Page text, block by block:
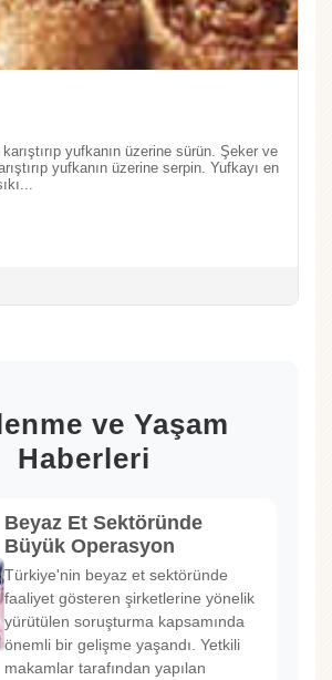
yufkanın üzerine sürün. Şeker ve
yufkanın üzerine serpin. Yufkayı en
ve Yaşam
Haberleri
Beyaz Et Sektöründe
Büyük Operasyon
Türkiye'nin beyaz et sektöründe
faaliyet gösteren şirketlerine yönelik
yürütülen soruşturma kapsamında
önemli bir gelişme yaşandı. Yetkili
makamlar tarafından yapılan